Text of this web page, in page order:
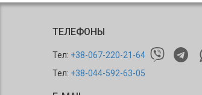
ТЕЛЕФОНЫ
Тел: +38-067-220-21-64
Тел: +38-044-592-63-05